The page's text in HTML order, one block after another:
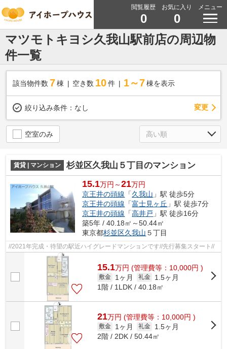
閲覧履歴
0
お気に入り
0
メニュー
マツモトキヨシ久我山駅前店の周辺物
件一覧
該当物件数 7棟 空き数 10 件 1～7 棟を表示
絞り込み条件： なし 変更
空室のみ
賃貸 | マンション 杉並区久我山５丁目のマンション
15.1万円～21万円
京王井の頭線 「久我山 」駅 徒歩5分
京王井の頭線 「富士見ヶ丘 」駅 徒歩7分
京王井の頭線 「高井戸 」駅 徒歩16分
築5年 / 40.18㎡～50.44㎡
東京都杉並区久我山 ５丁目
//2021年完成・待望の駅近ハイグレードマンションです//先行募集スタート//
15.1万円 (管理費等：10,000円 )
敷金 1ヶ月 礼金
1.5ヶ月
1階 / 1LDK / 40.18㎡
21万円 (管理費等：10,000円 )
敷金 1ヶ月 礼金
1.5ヶ月
2階 / 2DK / 50.44㎡